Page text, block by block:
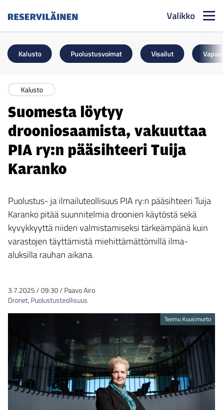
Valikko
Kalusto Puolustusvoimat Visailut
Kalusto
Suomesta löytyy
drooniosaamista, vakuuttaa
PIA ry:n pääsihteeri Tuija
Karanko
Puolustus- ja ilmailuteollisuus PIA ry:n pääsihteeri Tuija
Karanko pitää suunnitelmia droonien käytöstä sekä
kyvykkyyttä niiden valmistamiseksi tärkeämpänä kuin
varastojen täyttämistä miehittämättömillä ilma-
aluksilla rauhan aikana.
3.7.2025/09:30/ Paavo Airo
Dronet, Puolustusteollisuus
Teemu Kuusimurto